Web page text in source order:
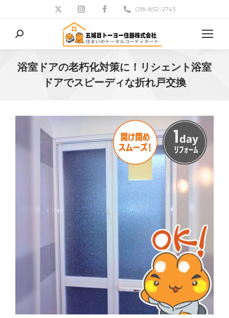
018-852-2743
検
索:
浴室ドアの老朽化対策に！リシェント浴室
ドアでスピーディな折れ戸交換